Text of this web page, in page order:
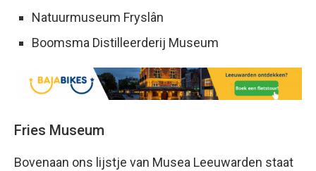
Natuurmuseum Fryslân
Boomsma Distilleerderij Museum
Fries Museum
Bovenaan ons lijstje van Musea Leeuwarden staat